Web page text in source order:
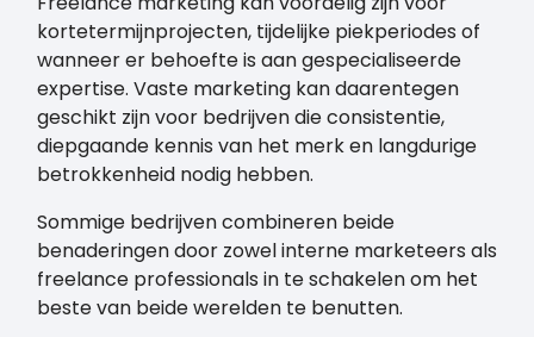
kortetermijnprojecten, tijdelijke piekperiodes of
wanneer er behoefte is aan gespecialiseerde
expertise. Vaste marketing kan daarentegen
geschikt zijn voor bedrijven die consistentie,
diepgaande kennis van het merk en langdurige
betrokkenheid nodig hebben.
Sommige bedrijven combineren beide
benaderingen door zowel interne marketeers als
freelance professionals in te schakelen om het
beste van beide werelden te benutten.